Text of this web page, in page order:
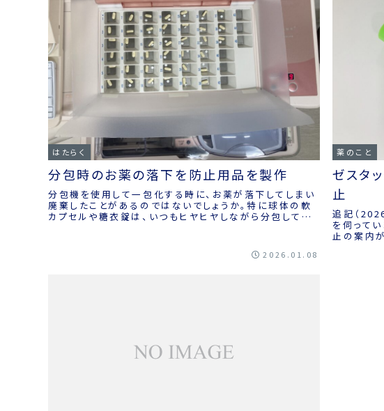
はたらく
分包時のお薬の落下を防止用品を製作
分包機を使用して一包化する時に、お薬が落下してしまい
廃棄したことがあるのではないでしょうか。特に球体の軟
カプセルや糖衣錠は、いつもヒヤヒヤしながら分包してい
2026.01.08
薬のこと
ゼスタ
止
追記（
を伺って
止の案内